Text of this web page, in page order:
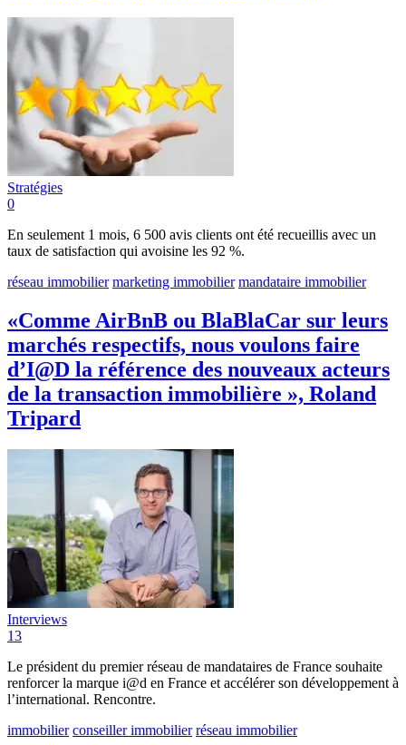
Stratégies
0
En seulement 1 mois, 6 500 avis clients ont été recueillis avec un
taux de satisfaction qui avoisine les 92 %.
réseau immobilier marketing immobilier mandataire immobilier
«Comme AirBnB ou BlaBlaCar sur leurs
marchés respectifs, nous voulons faire
d’I@D la référence des nouveaux acteurs
de la transaction immobilière », Roland
Tripard
Interviews
13
Le président du premier réseau de mandataires de France souhaite
renforcer la marque i@d en France et accélérer son développement à
l’international. Rencontre.
immobilier conseiller immobilier réseau immobilier